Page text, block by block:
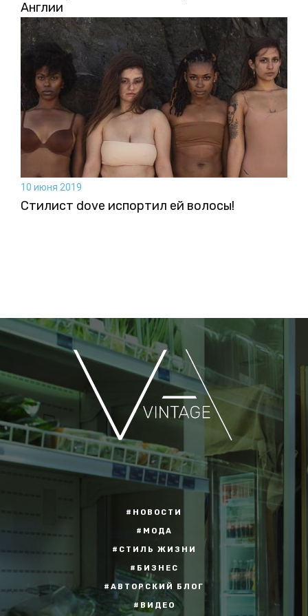
Англии
10 июня 2019
Стилист dove испортил ей волосы!
#НОВОСТИ
#МОДА
#СТИЛЬ ЖИЗНИ
#БИЗНЕС
#АВТОРСКИЙ БЛОГ
#ВИДЕО